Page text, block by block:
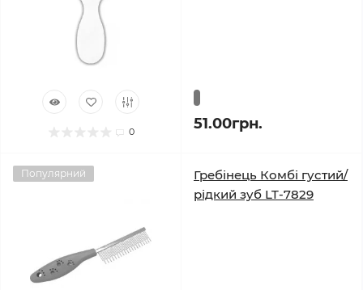
0 51.00грн.
Популярний
Гребінець Комбі густий/
рідкий зуб LT-7829